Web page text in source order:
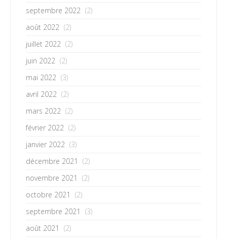
septembre 2022 (2)
août 2022 (2)
juillet 2022 (2)
juin 2022 (2)
mai 2022 (3)
avril 2022 (2)
mars 2022 (2)
février 2022 (2)
janvier 2022 (3)
décembre 2021
(2)
novembre 2021
(2)
octobre 2021
(2)
septembre 2021
(3)
août 2021
(2)